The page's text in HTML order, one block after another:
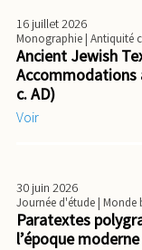
16 juillet 2026
Monographie| Antiquité
Ancient Jewish
Accommodations
c. AD)
Voir
30 juin 2026
Journée d'étude| Monde
Paratextes
l’époque moderne